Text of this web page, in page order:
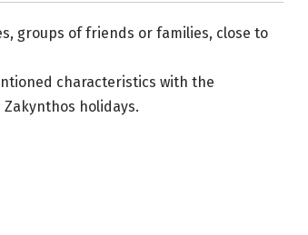
groups of friends or families, close to
characteristics with the
holidays.